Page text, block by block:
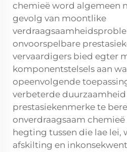
chemieë word algemeen
gevolg van moontlike
onvoorspelbare
vervaardigers bied egter
komponentstelsels aan
opeenvolgende
verbeterde
prestasiekenmerke te
onverdraagsaam
hegting tussen die lae lei,
afskilting en